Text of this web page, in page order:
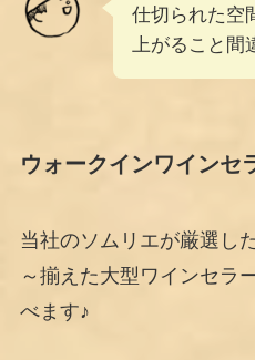
仕切られた空
上がること間
ウォークインワインセ
当社のソムリエが厳選し
～揃えた大型ワインセラ
べます♪